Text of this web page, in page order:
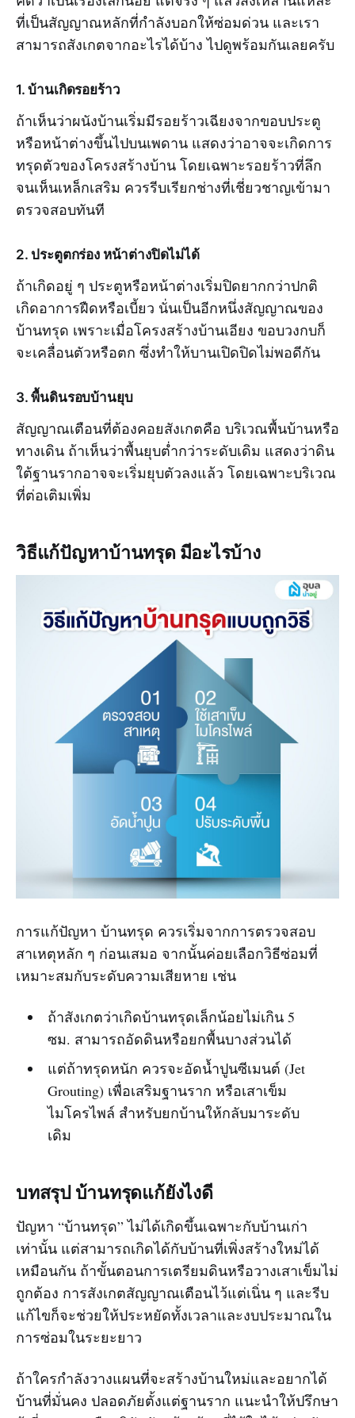
ที่เป็นสัญญาณหลักที่กำลังบอกให้ซ่อมด่วน และเรา
สามารถสังเกตจากอะไรได้บ้าง ไปดูพร้อมกันเลยครับ
1. บ้านเกิดรอยร้าว
ถ้าเห็นว่าผนังบ้านเริ่มมีรอยร้าวเฉียงจากขอบประตู
หรือหน้าต่างขึ้นไปบนเพดาน แสดงว่าอาจจะเกิดการ
ทรุดตัวของโครงสร้างบ้าน โดยเฉพาะรอยร้าวที่ลึก
จนเห็นเหล็กเสริม ควรรีบเรียกช่างที่เชี่ยวชาญเข้ามา
ตรวจสอบทันที
2. ประตูตกร่อง หน้าต่างปิดไม่ได้
ถ้าเกิดอยู่ ๆ ประตูหรือหน้าต่างเริ่มปิดยากกว่าปกติ
เกิดอาการฝืดหรือเบี้ยว นั่นเป็นอีกหนึ่งสัญญาณของ
บ้านทรุด เพราะเมื่อโครงสร้างบ้านเอียง ขอบวงกบก็
จะเคลื่อนตัวหรือตก ซึ่งทำให้บานเปิดปิดไม่พอดีกัน
3. พื้นดินรอบบ้านยุบ
สัญญาณเตือนที่ต้องคอยสังเกตคือ บริเวณพื้นบ้านหรือ
ทางเดิน ถ้าเห็นว่าพื้นยุบต่ำกว่าระดับเดิม แสดงว่าดิน
ใต้ฐานรากอาจจะเริ่มยุบตัวลงแล้ว โดยเฉพาะบริเวณ
ที่ต่อเติมเพิ่ม
วิธีแก้ปัญหาบ้านทรุด มีอะไรบ้าง
การแก้ปัญหา บ้านทรุด ควรเริ่มจากการตรวจสอบ
สาเหตุหลัก ๆ ก่อนเสมอ จากนั้นค่อยเลือกวิธีซ่อมที่
เหมาะสมกับระดับความเสียหาย เช่น
ถ้าสังเกตว่าเกิดบ้านทรุดเล็กน้อยไม่เกิน 5
ซม. สามารถอัดดินหรือยกพื้นบางส่วนได้
แต่ถ้าทรุดหนัก ควรจะอัดน้ำปูนซีเมนต์ (Jet
Grouting) เพื่อเสริมฐานราก หรือเสาเข็ม
ไมโครไพล์ สำหรับยกบ้านให้กลับมาระดับ
เดิม
บทสรุป บ้านทรุดแก้ยังไงดี
ปัญหา “บ้านทรุด” ไม่ได้เกิดขึ้นเฉพาะกับบ้านเก่า
เท่านั้น แต่สามารถเกิดได้กับบ้านที่เพิ่งสร้างใหม่ได้
เหมือนกัน ถ้าขั้นตอนการเตรียมดินหรือวางเสาเข็มไม่
ถูกต้อง การสังเกตสัญญาณเตือนไว้แต่เนิ่น ๆ และรีบ
แก้ไขก็จะช่วยให้ประหยัดทั้งเวลาและงบประมาณใน
การซ่อมในระยะยาว
ถ้าใครกำลังวางแผนที่จะสร้างบ้านใหม่และอยากได้
บ้านที่มั่นคง ปลอดภัยตั้งแต่ฐานราก แนะนำให้ปรึกษา